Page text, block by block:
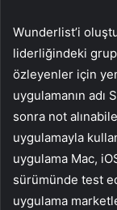
Wunderlist’i
liderliğindeki grup,
özleyenler için
uygulamanın adı
sonra not
uygulamayla
uygulama Mac,
sürümünde test
uygulama